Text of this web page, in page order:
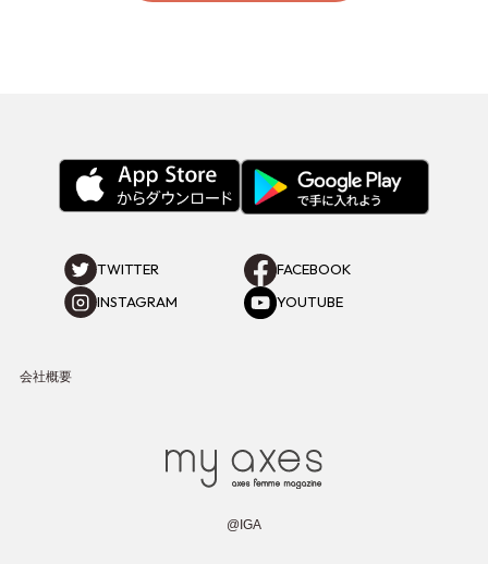
TWITTER
FACEBOOK
INSTAGRAM
YOUTUBE
会社概要
@IGA